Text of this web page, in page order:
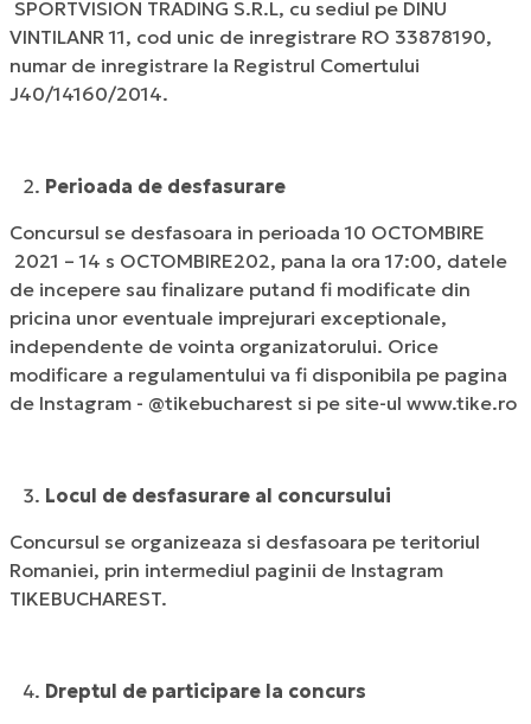
SPORTVISION TRADING S.R.L, cu sediul pe DINU
VINTILANR 11, cod unic de inregistrare RO 33878190,
numar de inregistrare la Registrul Comertului
J40/14160/2014.
Perioada de desfasurare
Concursul se desfasoara in perioada 10 OCTOMBIRE
2021 – 14 s OCTOMBIRE202, pana la ora 17:00, datele
de incepere sau finalizare putand fi modificate din
pricina unor eventuale imprejurari exceptionale,
independente de vointa organizatorului. Orice
modificare a regulamentului va fi disponibila pe pagina
de Instagram - @tikebucharest si pe site-ul www.tike.ro
Locul de desfasurare al concursului
Concursul se organizeaza si desfasoara pe teritoriul
Romaniei, prin intermediul paginii de Instagram
TIKEBUCHAREST.
Dreptul de participare la concurs